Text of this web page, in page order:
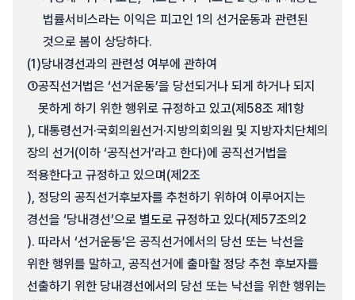
법률서비스라는 이익은 피고인 1의 선거운동과 관련된
것으로 봄이 상당하다.
(1)당내경선과의 관련성 여부에 관하여
①공직선거법은 ‘선거운동’을 당선되거나 되게 하거나 되지
못하게 하기 위한 행위로 규정하고 있고(제58조 제1항
), 대통령선거·국회의원선거·지방의회의원 및 지방자치단체의
장의 선거(이하 ‘공직선거’라고 한다)에 공직선거법을
적용한다고 규정하고 있으며(제2조
), 정당의 공직선거후보자를 추천하기 위하여 이루어지는
경선을 ‘당내경선’으로 별도로 규정하고 있다(제57조의2
). 따라서 ‘선거운동’은 공직선거에서의 당선 또는 낙선을
위한 행위를 말하고, 공직선거에 출마할 정당 추천 후보자를
선출하기 위한 당내경선에서의 당선 또는 낙선을 위한 행위는